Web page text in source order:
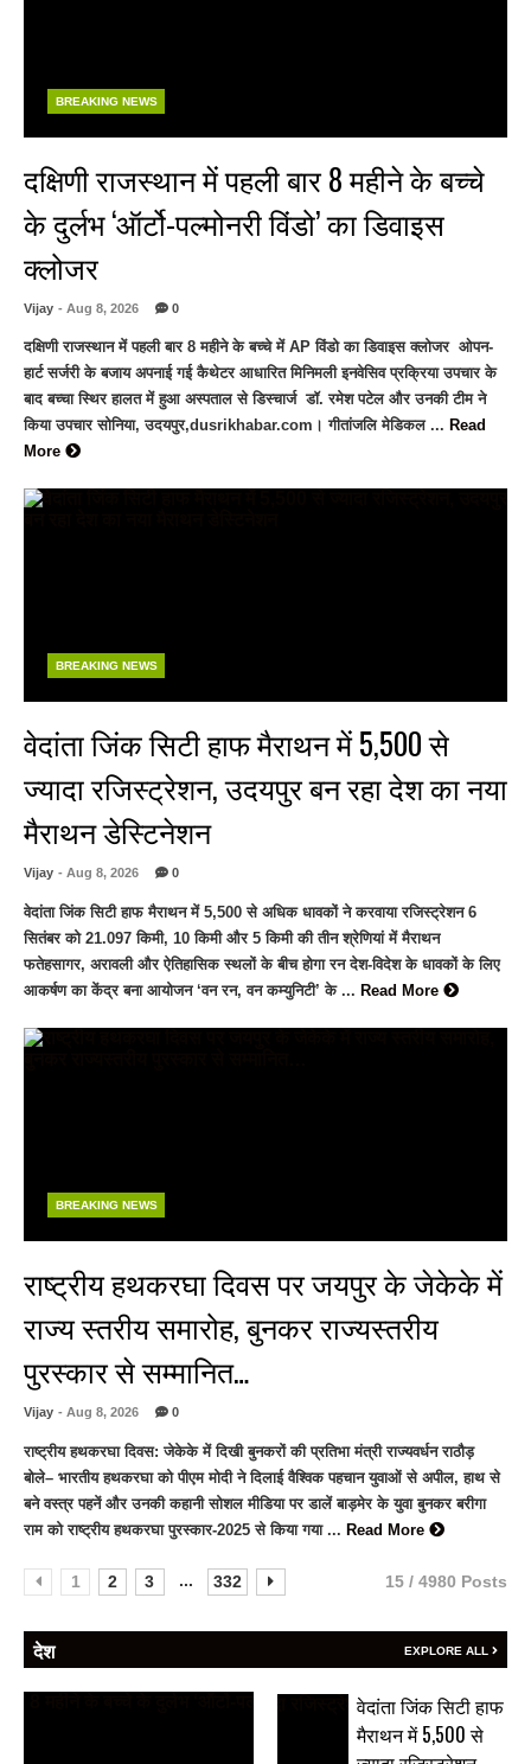
BREAKING NEWS
दक्षिणी राजस्थान में पहली बार 8 महीने के बच्चे
के दुर्लभ ‘ऑर्टो-पल्मोनरी विंडो’ का डिवाइस
क्लोजर
Vijay - Aug 8, 2026 0
दक्षिणी राजस्थान में पहली बार 8 महीने के बच्चे में AP विंडो का डिवाइस क्लोजर ओपन-
हार्ट सर्जरी के बजाय अपनाई गई कैथेटर आधारित मिनिमली इनवेसिव प्रक्रिया उपचार के
बाद बच्चा स्थिर हालत में हुआ अस्पताल से डिस्चार्ज डॉ. रमेश पटेल और उनकी टीम ने
किया उपचार सोनिया, उदयपुर,dusrikhabar.com। गीतांजलि मेडिकल ... Read
More
BREAKING NEWS
वेदांता जिंक सिटी हाफ मैराथन में 5,500 से
ज्यादा रजिस्ट्रेशन, उदयपुर बन रहा देश का नया
मैराथन डेस्टिनेशन
Vijay - Aug 8, 2026 0
वेदांता जिंक सिटी हाफ मैराथन में 5,500 से अधिक धावकों ने करवाया रजिस्ट्रेशन 6
सितंबर को 21.097 किमी, 10 किमी और 5 किमी की तीन श्रेणियां में मैराथन
फतेहसागर, अरावली और ऐतिहासिक स्थलों के बीच होगा रन देश-विदेश के धावकों के लिए
आकर्षण का केंद्र बना आयोजन ‘वन रन, वन कम्युनिटी’ के ... Read More
BREAKING NEWS
राष्ट्रीय हथकरघा दिवस पर जयपुर के जेकेके में
राज्य स्तरीय समारोह, बुनकर राज्यस्तरीय
पुरस्कार से सम्मानित…
Vijay - Aug 8, 2026 0
राष्ट्रीय हथकरघा दिवस: जेकेके में दिखी बुनकरों की प्रतिभा मंत्री राज्यवर्धन राठौड़
बोले– भारतीय हथकरघा को पीएम मोदी ने दिलाई वैश्विक पहचान युवाओं से अपील, हाथ से
बने वस्त्र पहनें और उनकी कहानी सोशल मीडिया पर डालें बाड़मेर के युवा बुनकर बरीगा
राम को राष्ट्रीय हथकरघा पुरस्कार-2025 से किया गया ... Read More
1 2 3 ... 332 15 / 4980 Posts
देश EXPLORE ALL
वेदांता जिंक सिटी हाफ
मैराथन में 5,500 से